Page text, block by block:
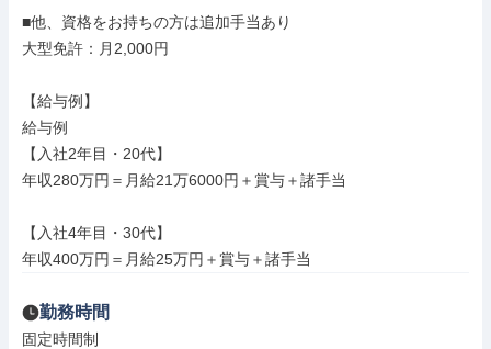
■他、資格をお持ちの方は追加手当あり
大型免許：月2,000円
【給与例】
給与例
【入社2年目・20代】
年収280万円＝月給21万6000円＋賞与＋諸手当
【入社4年目・30代】
年収400万円＝月給25万円＋賞与＋諸手当
勤務時間
固定時間制